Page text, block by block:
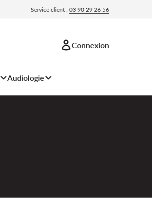
Service client :03 90 29 26 56
Connexion
Audiologie